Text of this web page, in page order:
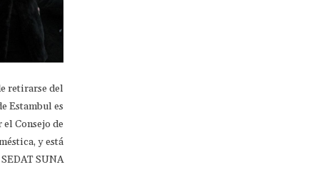
retirarse del
Estambul es
Consejo de
y está
SUNA